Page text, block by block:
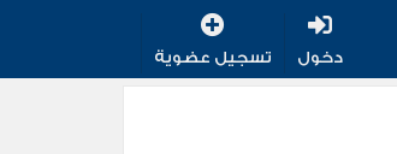
دخول تسجيل عضوية